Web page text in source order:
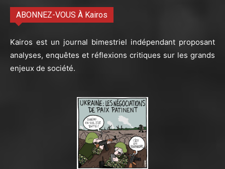
ABONNEZ-VOUS À Kairos
Kairos est un journal bimestriel indépendant proposant
analyses, enquêtes et réflexions critiques sur les grands
enjeux de société.